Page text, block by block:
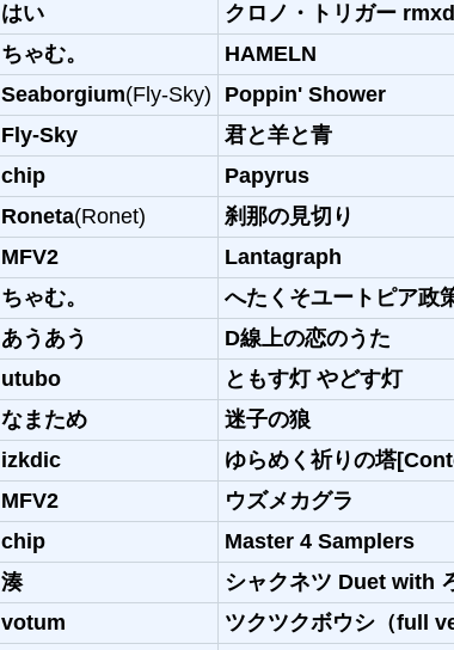
はい クロノ・トリガー
ちゃむ。 HAMELN
Seaborgium(Fly-Sky) Poppin' Shower
Fly-Sky 君と羊と青
chip Papyrus
Roneta(Ronet) 刹那の見切り
MFV2 Lantagraph
ちゃむ。 へたくそユートピア政
あうあう D線上の恋のうた
utubo ともす灯 やどす灯
なまため 迷子の狼
izkdic ゆらめく祈りの塔
MFV2 ウズメカグラ
chip Master 4 Samplers
湊 シャクネツ Duet with
votum ツクツクボウシ（full